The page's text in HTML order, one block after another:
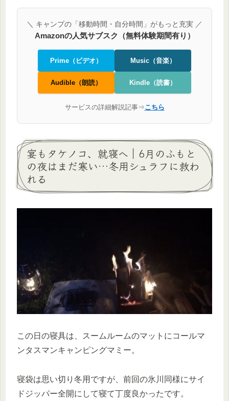
＼ キャンプの「移動時間・自分時間」がもっと充実 ／
Amazonの人気サブスク（無料体験期間有り）
Prime（ビデオ） Music（音楽）
Audible（朗読） Kindle（読書）
サービスの詳細解説記事⇒こちら
宴もタケノコ、就寝へ｜6月のふもと
の夜はまだ寒い…冬用シュラフに救わ
れる
この日の寝具は、スームルームのマットにコールマ
ンタスマンキャンピングマミー。
寝袋は思い切り冬用ですが、前回の氷川同様にサイ
ドジッパー全開にして寝て丁度良かったです。